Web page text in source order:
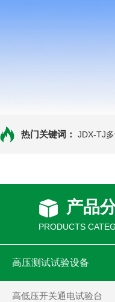
热门关键词： JDX-TJ
产品
PRODUCTS
高压测试试验设备
高低压开关通电试验台